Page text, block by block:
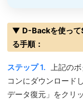
▼ D-Backを使って
る手順：
ステップ 1. 上記の
コンにダウンロード
データ復元」をクリ